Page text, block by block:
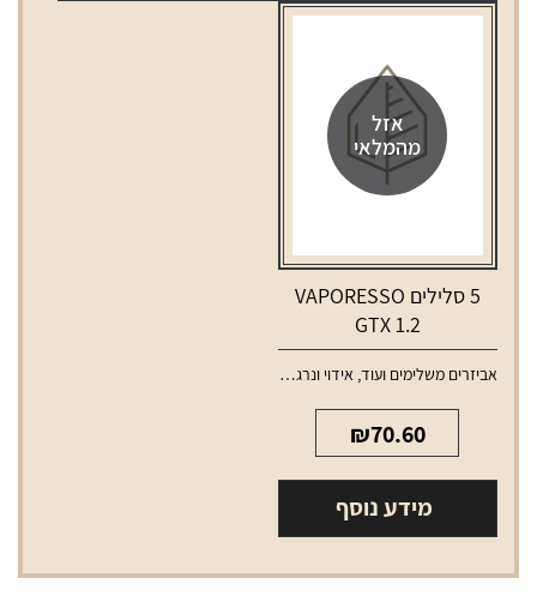
אזל
מהמלאי
5 סלילים VAPORESSO
GTX 1.2
אביזרים משלימים ועוד, אידוי ונרגילות
₪70.60
מידע נוסף